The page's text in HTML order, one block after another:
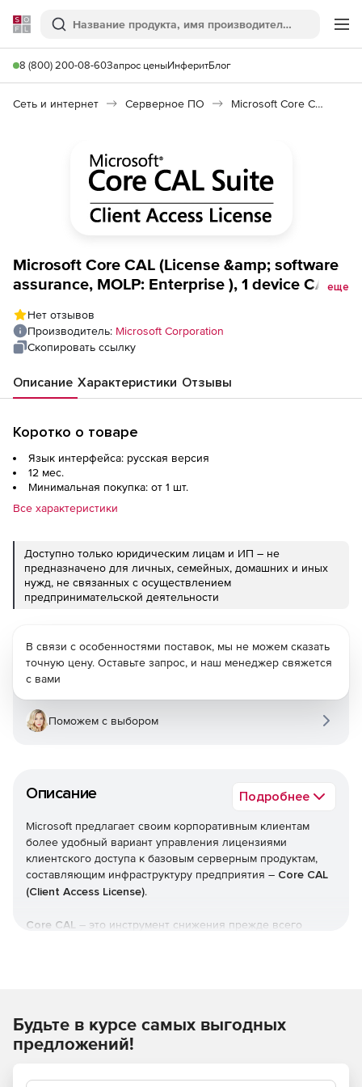
Softline
Поиск
8 (800) 200-08-60Запрос ценыИнферитБлог
Сеть и интернет Серверное ПО Microsoft Core CAL
Microsoft Core CAL (License &amp; software
assurance, MOLP: Enterprise ), 1 device CAL 1
еще
Нет отзывов
Производитель: Microsoft Corporation
Скопировать ссылку
Описание Характеристики Отзывы
Коротко о товаре
Язык интерфейса: русская версия
12 мес.
Минимальная покупка: от 1 шт.
Все характеристики
Доступно только юридическим лицам и ИП – не
предназначено для личных, семейных, домашних и иных
нужд, не связанных с осуществлением
предпринимательской деятельности
Описание Подробнее
Microsoft предлагает своим корпоративным клиентам
более удобный вариант управления лицензиями
клиентского доступа к базовым серверным продуктам,
составляющим инфраструктуру предприятия – Core CAL
(Client Access License).
Core CAL – это инструмент снижения прежде всего
ClientAccessLicence (CAL) – лицензия на подключение к
серверу дополнительных клиентских мест. Продается
только при наличии основной серверной лицензии
В связи с особенностями поставок, мы не можем сказать
точную цену. Оставьте запрос, и наш менеджер свяжется
с вами
Поможем с выбором
Будьте в курсе самых выгодных
предложений!